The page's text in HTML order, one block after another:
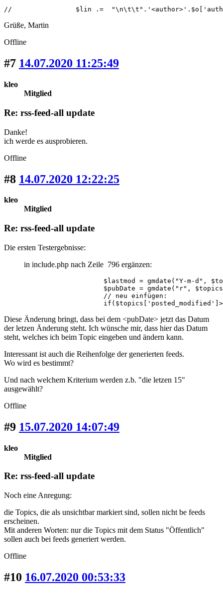
//                $lin .=
Grüße, Martin
Offline
#7 14.07.2020 11:25:49
kleo
Mitglied
Re: rss-feed-all update
Danke!
ich werde es ausprobieren.
Offline
#8 14.07.2020 12:22:25
kleo
Mitglied
Re: rss-feed-all update
Die ersten Testergebnisse:
in include.php nach Zeile 796 ergänzen:
$lastmod = gmdate("Y-m-d",
$pubDate = gmdate("r",
                    // neu einfügen:
Diese Änderung bringt, dass bei dem <pubDate> jetzt das Datum
der letzen Änderung steht. Ich wünsche mir, dass hier das Datum
steht, welches ich beim Topic eingeben und ändern kann.
Interessant ist auch die Reihenfolge der generierten feeds.
Wo wird es bestimmt?
Und nach welchem Kriterium werden z.b. "die letzen 15"
ausgewählt?
Offline
#9 15.07.2020 14:07:49
kleo
Mitglied
Re: rss-feed-all update
Noch eine Anregung:
die Topics, die als unsichtbar markiert sind, sollen nicht be feeds
erscheinen.
Mit anderen Worten: nur die Topics mit dem Status "Öffentlich"
sollen auch bei feeds generiert werden.
Offline
#10 16.07.2020 00:53:33